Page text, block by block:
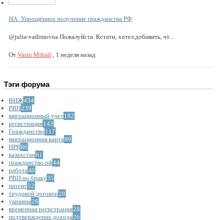
НА: Упрощённое получение гражданства РФ
@julia-vadimovna Пожалуйста. Кстати, хотел добавить, чт...
От Vasin Mihail , 1 неделя назад
Тэги форума
ВНЖ434
РВП239
миграционный учет192
регистрация143
Гражданство 117
миграционная карта89
НРЯ86
казахстан61
гражданство рф44
работа40
РВП по браку35
патент32
трудовой договор 28
украина 28
временная регистрация28
подтверждение дохода 26